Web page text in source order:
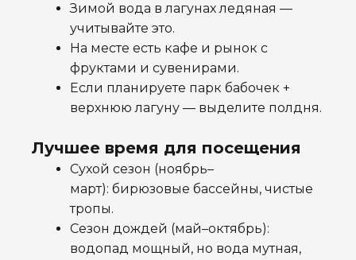
Зимой вода в лагунах ледяная —
учитывайте это.
На месте есть кафе и рынок с
фруктами и сувенирами.
Если планируете парк бабочек +
верхнюю лагуну — выделите полдня.
Лучшее время для посещения
Сухой сезон (ноябрь–
март): бирюзовые бассейны, чистые
тропы.
Сезон дождей (май–октябрь):
водопад мощный, но вода мутная,